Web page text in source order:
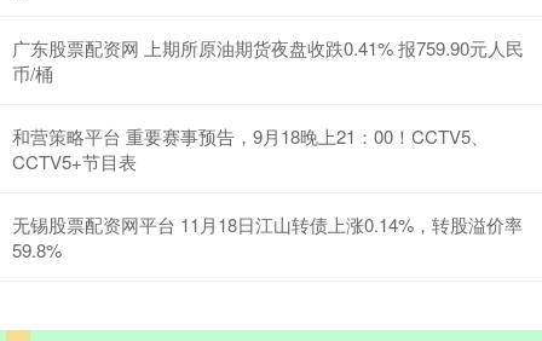
广东股票配资网 上期所原油期货夜盘收跌0.41% 报759.90元人民
币/桶
和营策略平台 重要赛事预告，9月18晚上21：00！CCTV5、
CCTV5+节目表
无锡股票配资网平台 11月18日江山转债上涨0.14%，转股溢价率
59.8%